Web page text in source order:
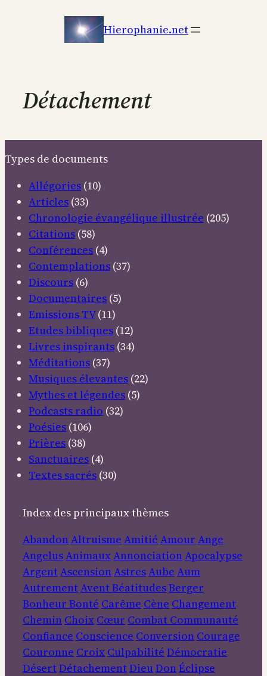
Hierophanie.net
Détachement
Types de documents
Allégories (10)
Articles (33)
Chronologie évangélique illustrée (205)
Citations (58)
Conférences (4)
Contemplations (37)
Discours (6)
Documentaires (5)
Emissions TV(11)
Etudes bibliques (12)
Livres inspirants (34)
Méditations (37)
Musiques élevantes (22)
Mythes et légendes (5)
Podcasts radio (32)
Poésies (106)
Prières (38)
Sanctuaires (4)
Textes sacrés (30)
Index des principaux thèmes
AbandonAltruisme Amitié Amour Ange
AngelusAnimauxAnnonciationApocalypse
ArgentAscensionAstresAube Aum
AutrementAventBéatitudesBerger
Bonheur Bonté Carême Cène Changement
Chemin Choix Cœur Combat Communauté
Confiance Conscience Conversion Courage
Couronne Croix Culpabilité Démocratie
DésertDétachementDieuDonÉclipse